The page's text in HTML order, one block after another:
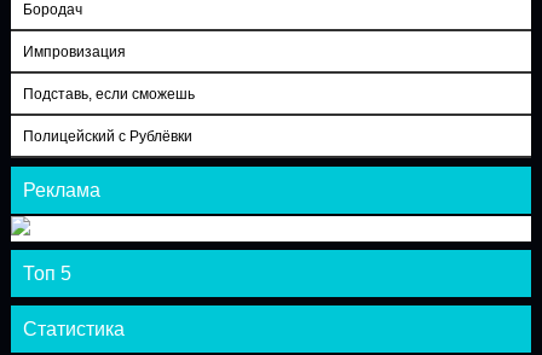
Бородач
Импровизация
Подставь, если сможешь
Полицейский с Рублёвки
Реклама
Топ 5
Статистика